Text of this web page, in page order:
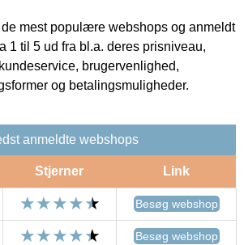
mest populære webshops og anmeldt
1 til 5 ud fra bl.a. deres prisniveau,
brugervenlighed,
og betalingsmuligheder.
anmeldte webshops
Stjerner Link
Besøg webshop
Besøg webshop